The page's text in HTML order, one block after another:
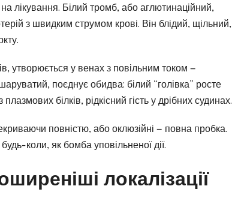
лікування. Білий тромб, або аглютинаційний,
з швидким струмом крові. Він блідий, щільний,
утворюється у венах з повільним током —
поєднує обидва: білий “голівка” росте
білків, рідкісний гість у дрібних судинах.
повністю, або оклюзійні — повна пробка.
коли, як бомба уповільненої дії.
локалізації